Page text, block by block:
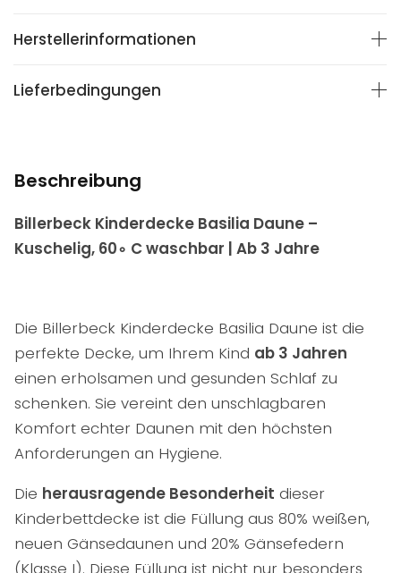
Herstellerinformationen
Lieferbedingungen
Beschreibung
Billerbeck Kinderdecke Basilia Daune –
Kuschelig, 60∘ C waschbar | Ab 3 Jahre
Die Billerbeck Kinderdecke Basilia Daune ist die
perfekte Decke, um Ihrem Kind ab 3 Jahren
einen erholsamen und gesunden Schlaf zu
schenken. Sie vereint den unschlagbaren
Komfort echter Daunen mit den höchsten
Anforderungen an Hygiene.
Die herausragende Besonderheit dieser
Kinderbettdecke ist die Füllung aus 80% weißen,
neuen Gänsedaunen und 20% Gänsefedern
(Klasse I). Diese Füllung ist nicht nur besonders